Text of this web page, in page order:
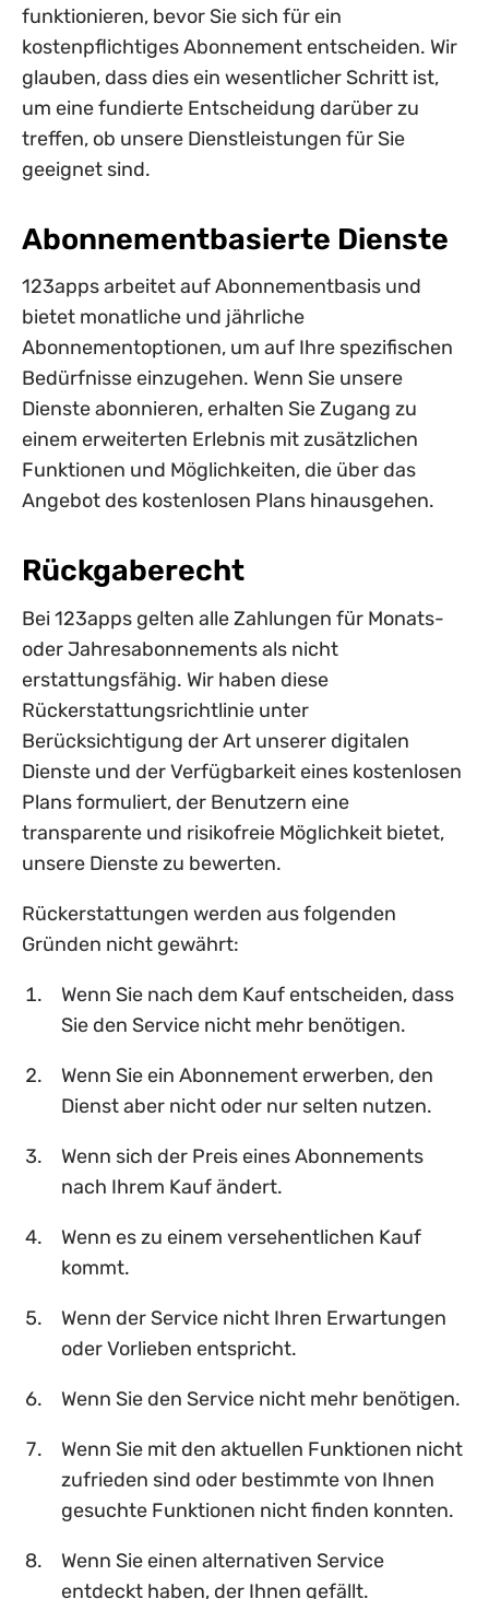
funktionieren, bevor Sie sich für ein
kostenpflichtiges Abonnement entscheiden. Wir
glauben, dass dies ein wesentlicher Schritt ist,
um eine fundierte Entscheidung darüber zu
treffen, ob unsere Dienstleistungen für Sie
geeignet sind.
Abonnementbasierte Dienste
123apps arbeitet auf Abonnementbasis und
bietet monatliche und jährliche
Abonnementoptionen, um auf Ihre spezifischen
Bedürfnisse einzugehen. Wenn Sie unsere
Dienste abonnieren, erhalten Sie Zugang zu
einem erweiterten Erlebnis mit zusätzlichen
Funktionen und Möglichkeiten, die über das
Angebot des kostenlosen Plans hinausgehen.
Rückgaberecht
Bei 123apps gelten alle Zahlungen für Monats-
oder Jahresabonnements als nicht
erstattungsfähig. Wir haben diese
Rückerstattungsrichtlinie unter
Berücksichtigung der Art unserer digitalen
Dienste und der Verfügbarkeit eines kostenlosen
Plans formuliert, der Benutzern eine
transparente und risikofreie Möglichkeit bietet,
unsere Dienste zu bewerten.
Rückerstattungen werden aus folgenden
Gründen nicht gewährt:
Wenn Sie nach dem Kauf entscheiden, dass
Sie den Service nicht mehr benötigen.
Wenn Sie ein Abonnement erwerben, den
Dienst aber nicht oder nur selten nutzen.
Wenn sich der Preis eines Abonnements
nach Ihrem Kauf ändert.
Wenn es zu einem versehentlichen Kauf
kommt.
Wenn der Service nicht Ihren Erwartungen
oder Vorlieben entspricht.
Wenn Sie den Service nicht mehr benötigen.
Wenn Sie mit den aktuellen Funktionen nicht
zufrieden sind oder bestimmte von Ihnen
gesuchte Funktionen nicht finden konnten.
Wenn Sie einen alternativen Service
entdeckt haben, der Ihnen gefällt.